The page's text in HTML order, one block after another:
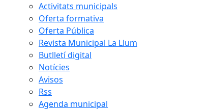
Activitats municipals
Oferta formativa
Oferta Pública
Revista Municipal La Llum
Butlletí digital
Notícies
Avisos
Rss
Agenda municipal